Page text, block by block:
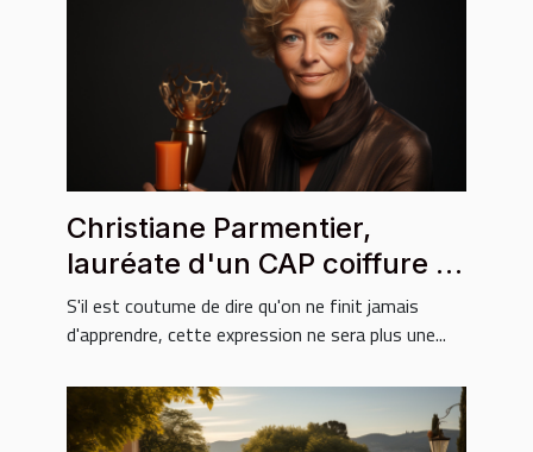
Christiane Parmentier,
lauréate d'un CAP coiffure à
67 ans
S'il est coutume de dire qu'on ne finit jamais
d'apprendre, cette expression ne sera plus une...